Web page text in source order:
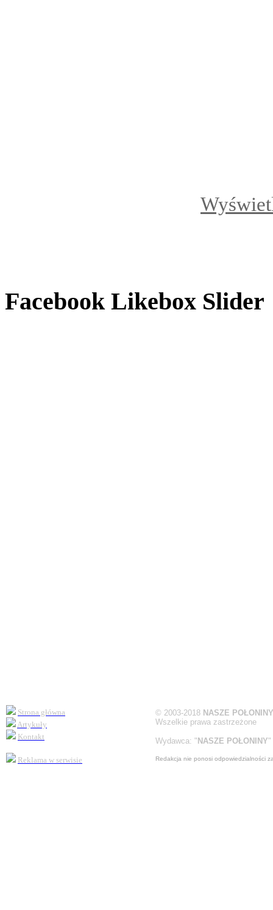
Facebook Likebox Slider
Strona główna
Artykuły
Kontakt
Reklama w serwisie
© 2003-2018 NASZE POŁONINY
Wszelkie prawa zastrzeżone
Wydawca: "NASZE POŁONINY
Redakcja nie ponosi odpowiedzialności